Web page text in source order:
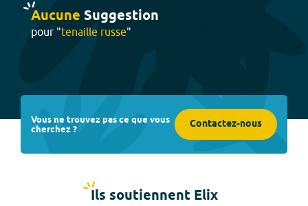
Aucune Suggestion
pour "tenaille russe"
Vous ne trouvez pas ce que vous
cherchez ? Contactez-nous
Ils soutiennent Elix